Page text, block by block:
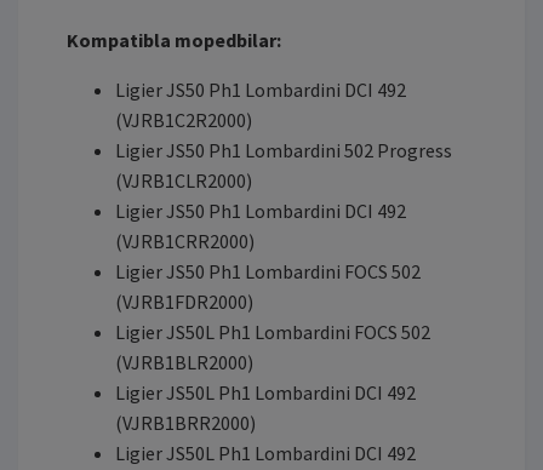
Kompatibla mopedbilar:
Ligier JS50 Ph1 Lombardini DCI 492
(VJRB1C2R2000)
Ligier JS50 Ph1 Lombardini 502 Progress
(VJRB1CLR2000)
Ligier JS50 Ph1 Lombardini DCI 492
(VJRB1CRR2000)
Ligier JS50 Ph1 Lombardini FOCS 502
(VJRB1FDR2000)
Ligier JS50L Ph1 Lombardini FOCS 502
(VJRB1BLR2000)
Ligier JS50L Ph1 Lombardini DCI 492
(VJRB1BRR2000)
Ligier JS50L Ph1 Lombardini DCI 492